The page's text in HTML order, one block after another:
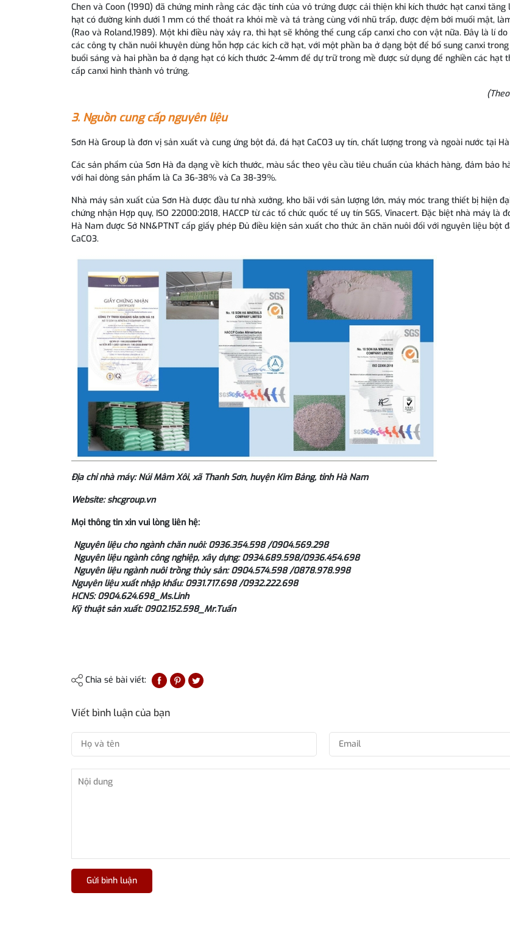
Chen và Coon (1990) đã chứng minh rằng các đặc tính của vỏ trứng được cải thiện khi kích thước hạt canxi tăng
hạt có đường kính dưới 1 mm có thể thoát ra khỏi mề và tá tràng cùng với nhũ trấp, được đệm bởi muối mật,
(Rao và Roland,1989). Một khi điều này xảy ra, thì hạt sẽ không thể cung cấp canxi cho con vật nữa. Đây là lí
các công ty chăn nuôi khuyên dùng hỗn hợp các kích cỡ hạt, với một phần ba ở dạng bột để bổ sung canxi
buổi sáng và hai phần ba ở dạng hạt có kích thước 2-4mm để dự trữ trong mề được sử dụng để nghiền các hạt
cấp canxi hình thành vỏ trứng.
3. Nguồn cung cấp nguyên liệu
Sơn Hà Group là đơn vị sản xuất và cung ứng bột đá, đá hạt CaCO3 uy tín, chất lượng trong và ngoài nước tại
Các sản phẩm của Sơn Hà đa dạng về kích thước, màu sắc theo yêu cầu tiêu chuẩn của khách hàng, đảm bảo
với hai dòng sản phẩm là Ca 36-38% và Ca 38-39%.
Nhà máy sản xuất của Sơn Hà được đầu tư nhà xưởng, kho bãi với sản lượng lớn, máy móc trang thiết bị hiện
chứng nhận Hợp quy, ISO 22000:2018, HACCP từ các tổ chức quốc tế uy tín SGS, Vinacert. Đặc biệt nhà máy là
Hà Nam được Sở NN&PTNT cấp giấy phép Đủ điều kiện sản xuất cho thức ăn chăn nuôi đối với nguyên liệu bột
CaCO3.
Địa chỉ nhà máy: Núi Mâm Xôi, xã Thanh Sơn, huyện Kim Bảng, tỉnh Hà Nam
Website: shcgroup.vn
Mọi thông tin xin vui lòng liên hệ:
Nguyên liệu cho ngành chăn nuôi: 0936.354.598 /0904.569.298
Nguyên liệu ngành công nghiệp, xây dựng: 0934.689.598/0936.454.698
Nguyên liệu ngành nuôi trồng thủy sản: 0904.574.598 /0878.978.998
Nguyên liệu xuất nhập khẩu: 0931.717.698 /0932.222.698
HCNS: 0904.624.698_Ms.Linh
Kỹ thuật sản xuất: 0902.152.598_Mr.Tuấn
Chia sẻ bài viết:
Viết bình luận của bạn
Gửi bình luận